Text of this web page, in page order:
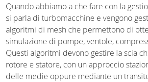
Quando abbiamo a che fare con la
si parla di turbomacchine e vengono
algoritmi di mesh che permettono di
simulazione di pompe, ventole,
Questi algoritmi devono gestire la scia
rotore e statore, con un approccio
delle medie oppure mediante un